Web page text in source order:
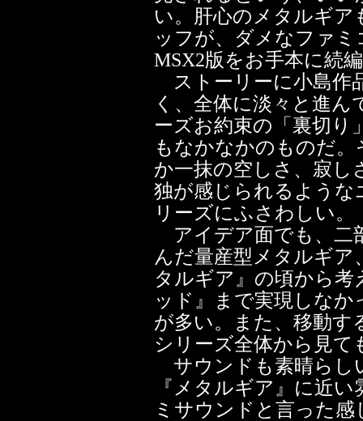
い。肝心のメタルギ
ッフが、ダメなファ
MSX2版をお手本に続
ストーリーに小島作
く、全体に淡々と進
ーズお約束の「裏切り
もなかなかのものだ
か一抹の空しさ、寂
独が感じられるよう
リーズにふさわしい。
アイデア面でも、二
んだ量産型メタルギア
タルギア』の頃から
ッド』まで実現しな
が多い。また、移動す
シリーズ全体から見て
サウンドも素晴らし
『メタルギア』に近
ミサウンドと言った